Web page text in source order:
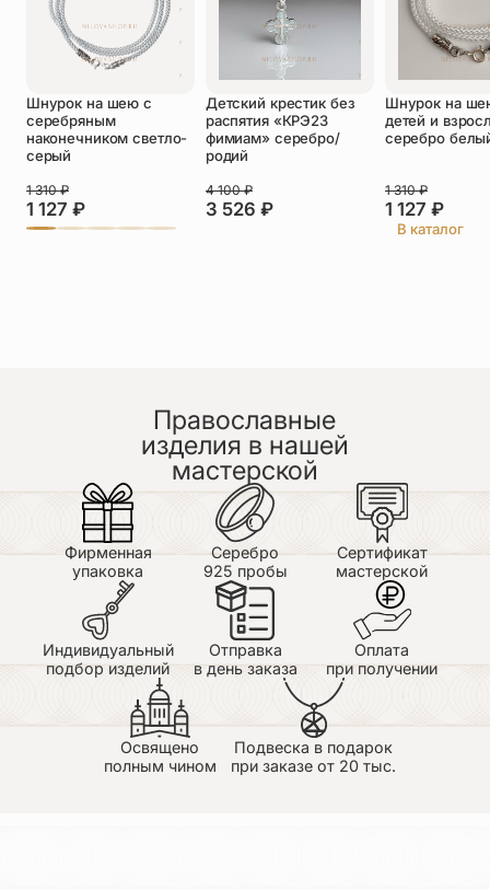
Оставить отзыв
Подтверждаю свое согласие с
политикой конфиденциальностии даю
согласие на обработку персональных
данных
Пока нет отзывов. Будьте первым!
Шнурок на шею с
серебряным
наконечником светло-
серый
1 127 ₽
1 310₽
Детский крестик без
распятия «КРЭ23
фимиам» серебро/
родий
3 526 ₽
4 100₽
Шнурок на
детей и
серебро
1 127 ₽
1 310₽
В каталог
Православные
изделия в нашей
мастерской
Фирменная
упаковка
Серебро
925 пробы
Сертификат
мастерской
Индивидуальный
подбор изделий
Отправка
в день заказа
Оплата
при получении
Освящено
полным чином
Подвеска в подарок
при заказе от 20 тыс.